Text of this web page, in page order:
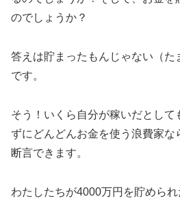
のでしょうか？
答えは貯まったもんじゃない（た
です。
そう！いくら自分が稼いだとし
ずにどんどんお金を使う浪費家な
断言できます。
わたしたちが4000万円を貯めら